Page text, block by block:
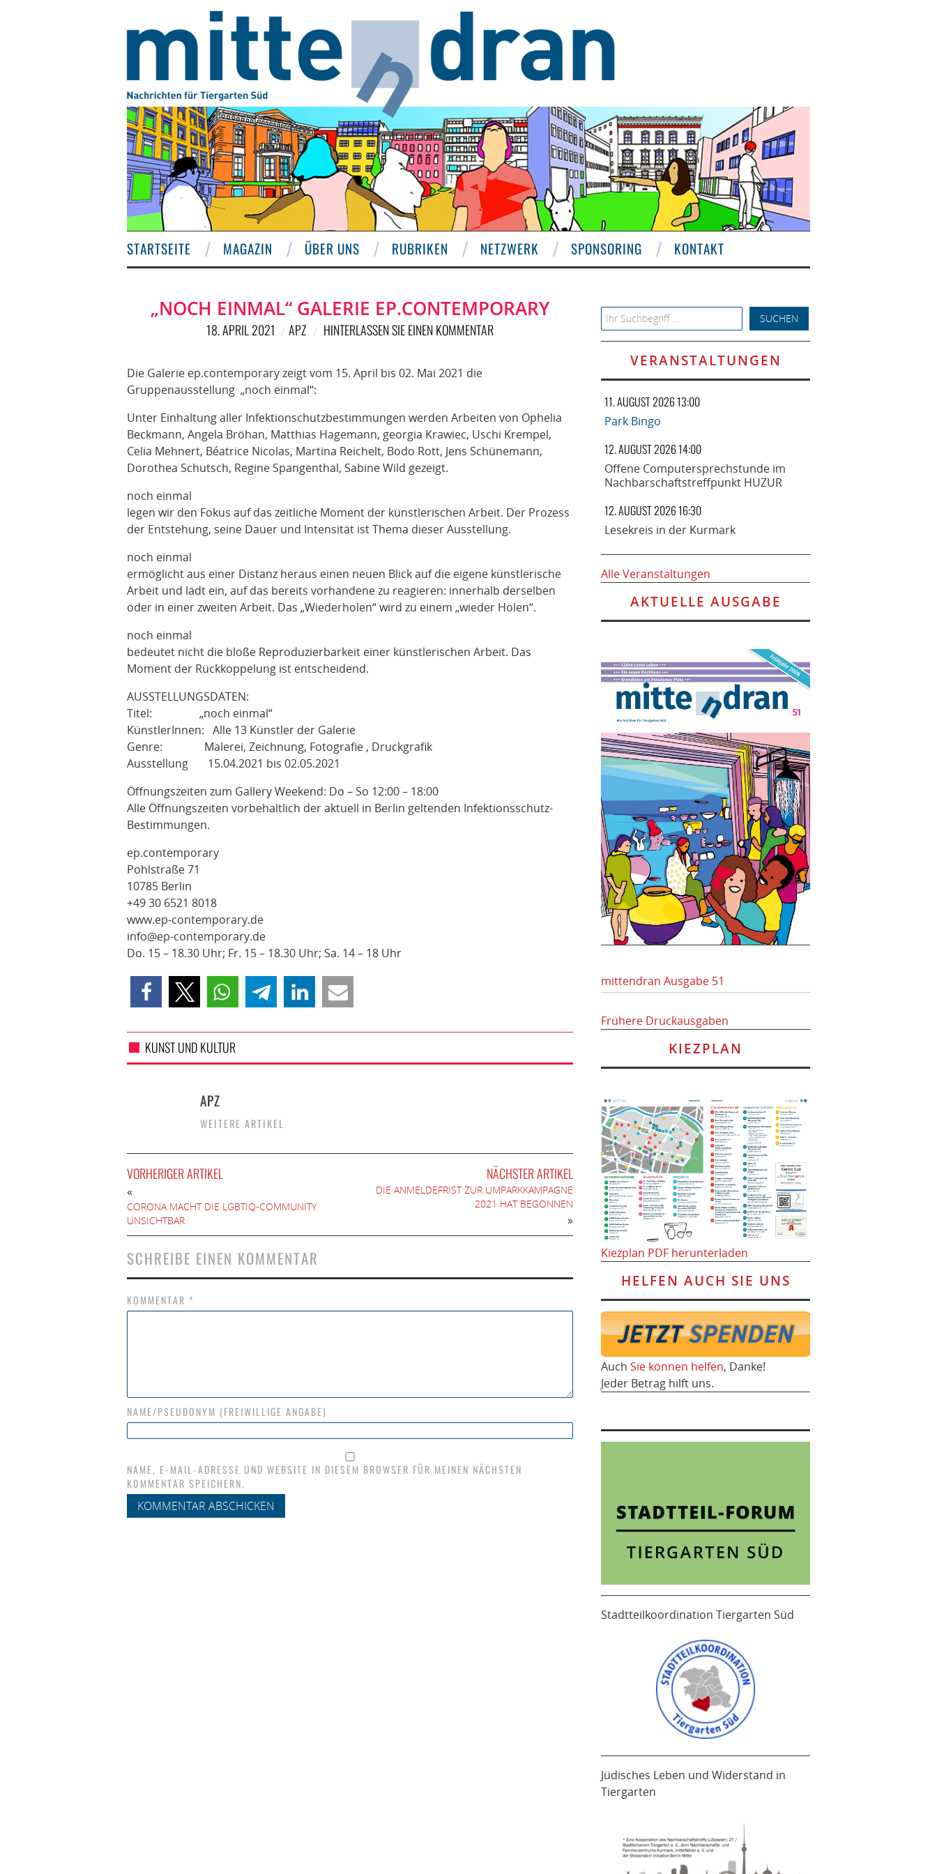
STARTSEITE MAGAZIN ÜBER UNS RUBRIKEN NETZWERK SPONSORING KONTAKT
„NOCH EINMAL“ GALERIE EP.CONTEMPORARY
18. APRIL 2021 APZ HINTERLASSEN SIE EINEN KOMMENTAR
Die Galerie ep.contemporary zeigt vom 15. April bis 02. Mai 2021 die
Gruppenausstellung „noch einmal“:
Unter Einhaltung aller Infektionschutzbestimmungen werden Arbeiten von Ophelia
Beckmann, Angela Bröhan, Matthias Hagemann, georgia Krawiec, Uschi Krempel,
Celia Mehnert, Béatrice Nicolas, Martina Reichelt, Bodo Rott, Jens Schünemann,
Dorothea Schutsch, Regine Spangenthal, Sabine Wild gezeigt.
noch einmal
legen wir den Fokus auf das zeitliche Moment der künstlerischen Arbeit. Der Prozess
der Entstehung, seine Dauer und Intensität ist Thema dieser Ausstellung.
noch einmal
ermöglicht aus einer Distanz heraus einen neuen Blick auf die eigene künstlerische
Arbeit und lädt ein, auf das bereits vorhandene zu reagieren: innerhalb derselben
oder in einer zweiten Arbeit. Das „Wiederholen“ wird zu einem „wieder Holen“.
noch einmal
bedeutet nicht die bloße Reproduzierbarkeit einer künstlerischen Arbeit. Das
Moment der Rückkoppelung ist entscheidend.
AUSSTELLUNGSDATEN:
Titel: „noch einmal“
KünstlerInnen: Alle 13 Künstler der Galerie
Genre: Malerei, Zeichnung, Fotografie , Druckgrafik
Ausstellung 15.04.2021 bis 02.05.2021
Öffnungszeiten zum Gallery Weekend: Do – So 12:00 – 18:00
Alle Öffnungszeiten vorbehaltlich der aktuell in Berlin geltenden Infektionsschutz-
Bestimmungen.
ep.contemporary
Pohlstraße 71
10785 Berlin
+49 30 6521 8018
www.ep-contemporary.de
info@ep-contemporary.de
Do. 15 – 18.30 Uhr; Fr. 15 – 18.30 Uhr; Sa. 14 – 18 Uhr
KUNST UND KULTUR
APZ
WEITERE ARTIKEL
VORHERIGER ARTIKEL
«
CORONA MACHT DIE LGBTIQ-COMMUNITY
UNSICHTBAR
NÄCHSTER ARTIKEL
DIE ANMELDEFRIST ZUR UMPARKKAMPAGNE
2021 HAT BEGONNEN
»
SCHREIBE EINEN KOMMENTAR
KOMMENTAR *
NAME/PSEUDONYM (FREIWILLIGE ANGABE)
NAME, E-MAIL-ADRESSE UND WEBSITE IN DIESEM BROWSER FÜR MEINEN NÄCHSTEN
KOMMENTAR SPEICHERN.
Search for:
VERANSTALTUNGEN
11. AUGUST 2026 13:00
Park Bingo
12. AUGUST 2026 14:00
Offene Computersprechstunde im
Nachbarschaftstreffpunkt HUZUR
12. AUGUST 2026 16:30
Lesekreis in der Kurmark
Alle Veranstaltungen
AKTUELLE AUSGABE
mittendran Ausgabe 51
Frühere Druckausgaben
KIEZPLAN
Kiezplan PDF herunterladen
HELFEN AUCH SIE UNS
Auch Sie können helfen, Danke!
Jeder Betrag hilft uns.
Stadtteilkoordination Tiergarten Süd
Jüdisches Leben und Widerstand in
Tiergarten